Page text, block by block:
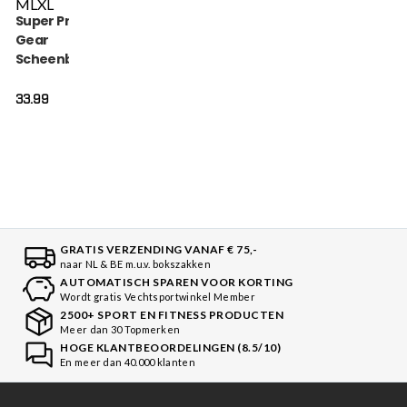
ML XL
Super Pro Combat
Gear
Scheenbeschermer
33.99
GRATIS VERZENDING VANAF € 75,-
naar NL & BE m.u.v. bokszakken
AUTOMATISCH SPAREN VOOR KORTING
Wordt gratis Vechtsportwinkel Member
2500+ SPORT EN FITNESS PRODUCTEN
Meer dan 30 Topmerken
HOGE KLANTBEOORDELINGEN (8.5/10)
En meer dan 40.000 klanten